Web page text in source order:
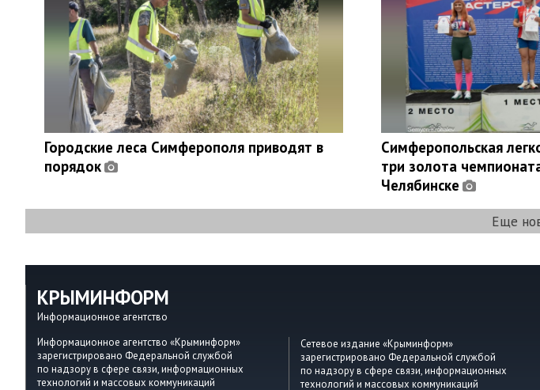
Городские леса Симферополя приводят в
порядок
Симферопольская
три золота
Челябинске
Еще
КРЫМИНФОРМ
Информационное агентство
Информационное агентство «Крыминформ»
зарегистрировано Федеральной службой
по надзору в сфере связи, информационных
технологий и массовых коммуникаций
Сетевое издание «Крыминформ»
зарегистрировано Федеральной службой
по надзору в сфере связи, информационных
технологий и массовых коммуникаций